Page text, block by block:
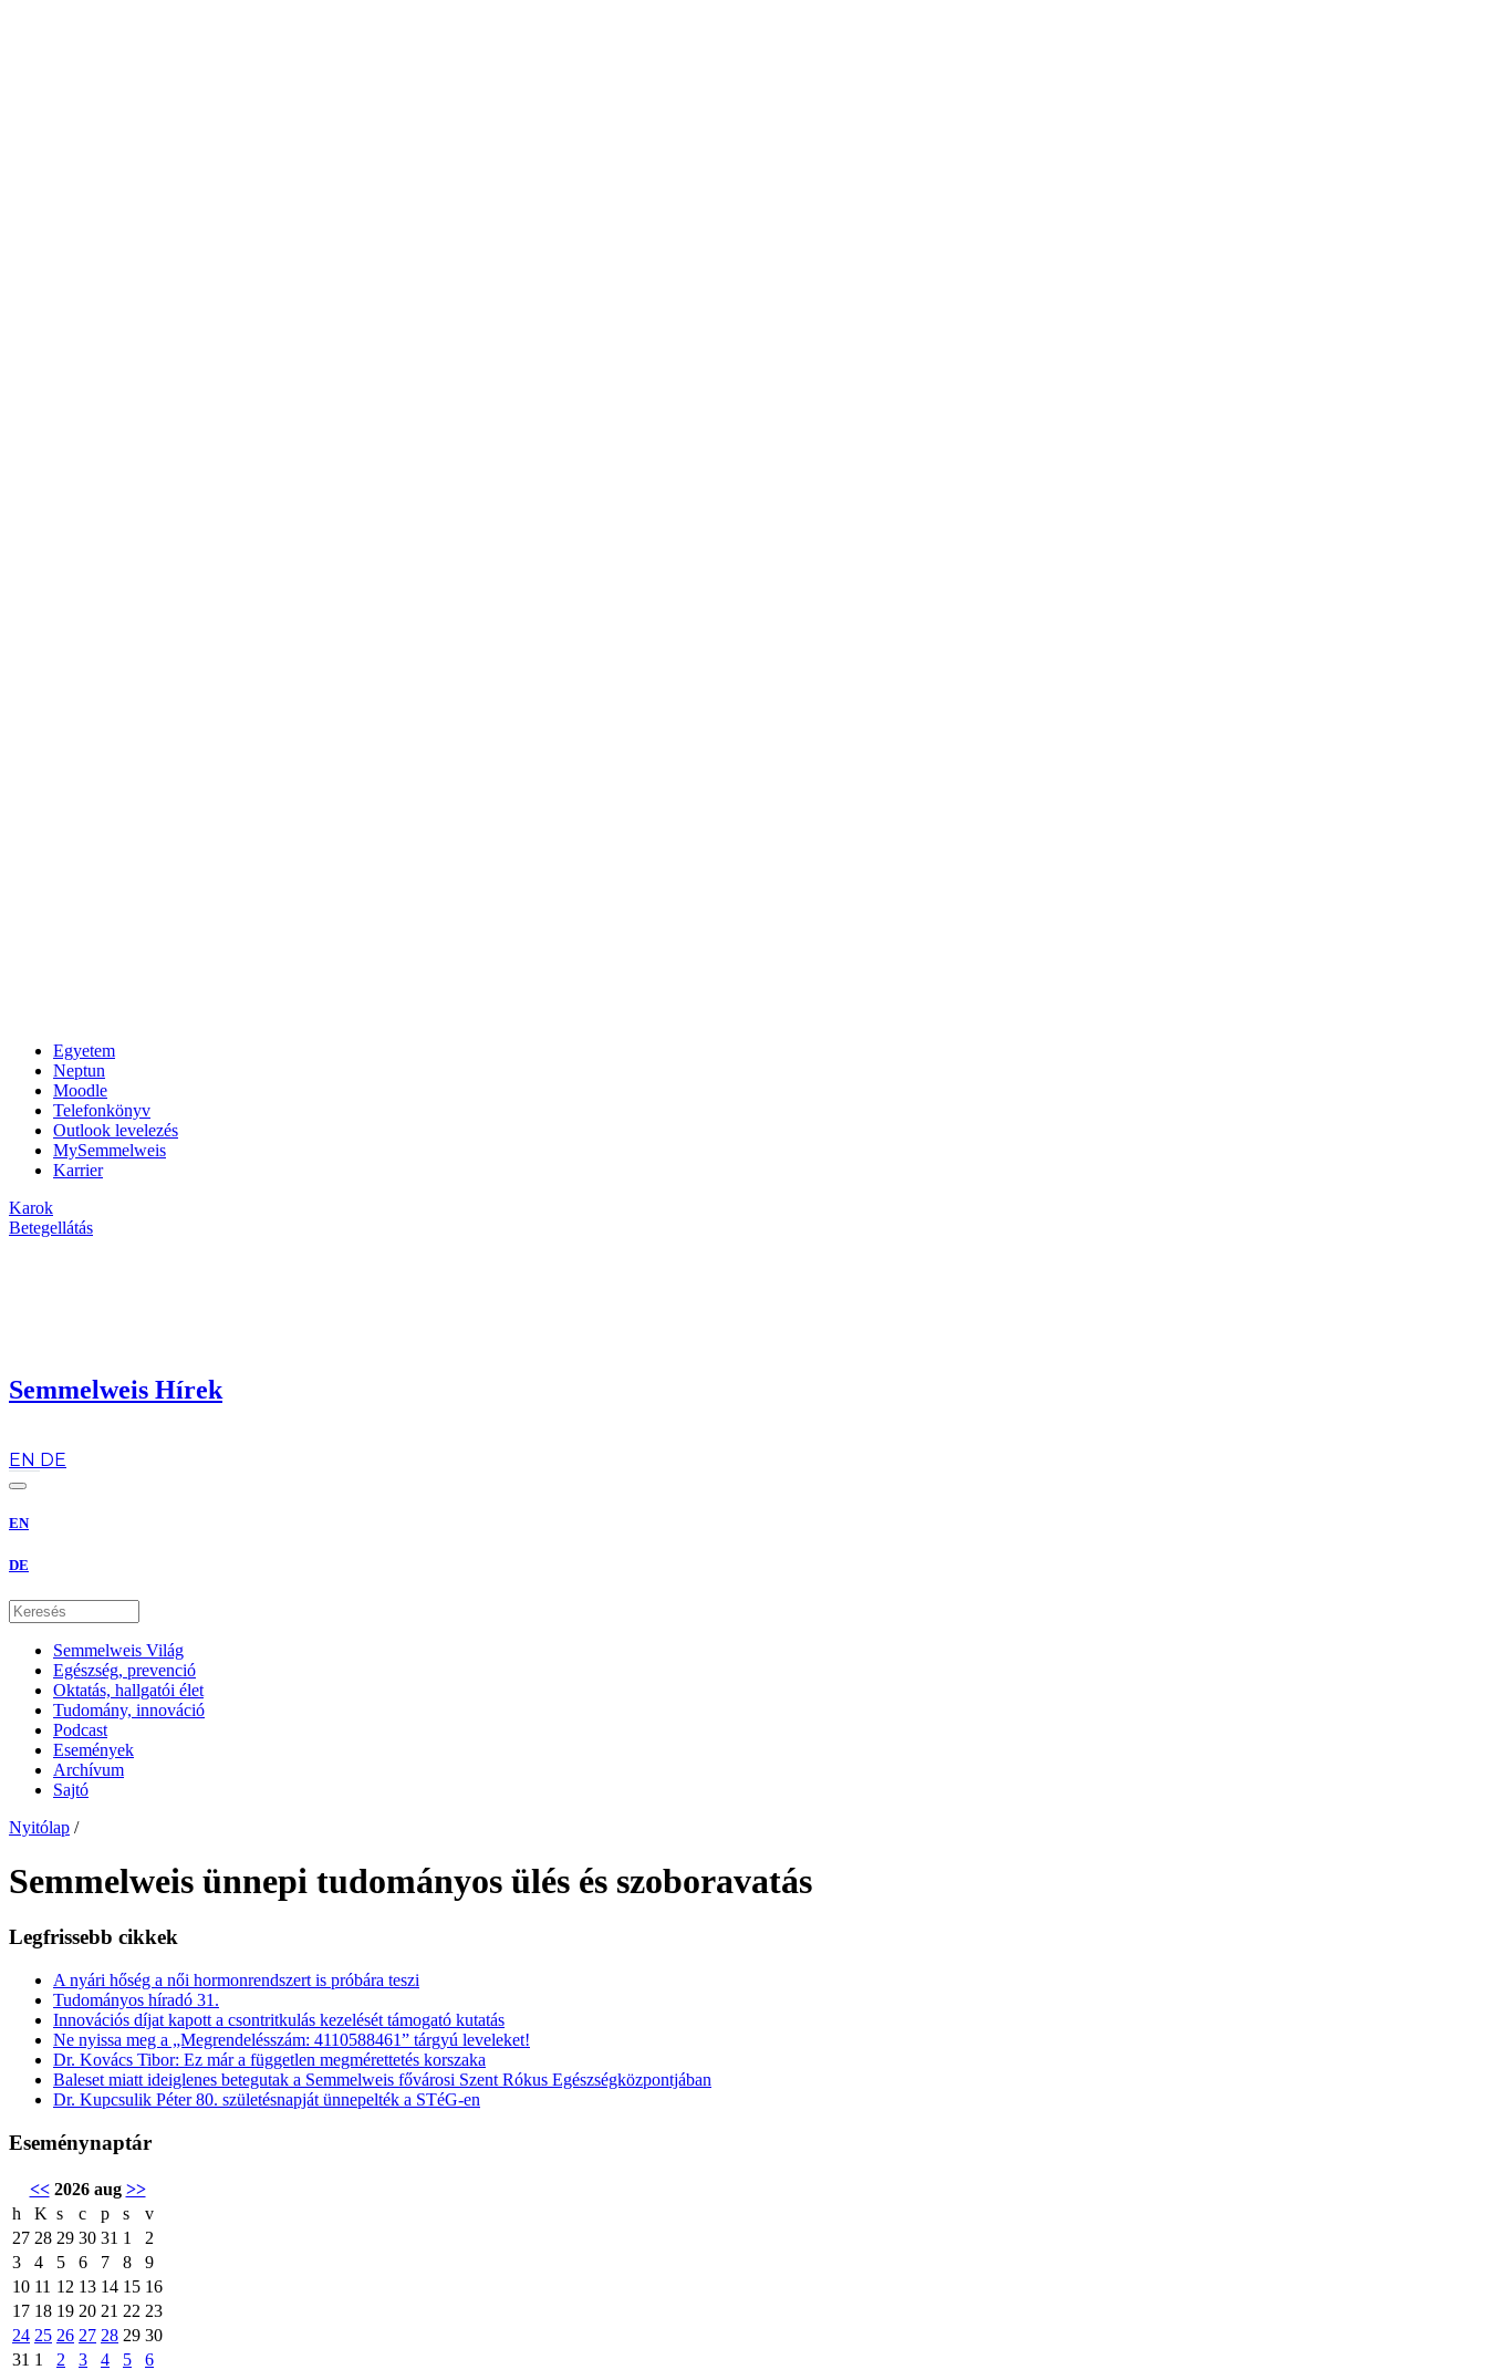
Egyetem
Neptun
Moodle
Telefonkönyv
Outlook levelezés
MySemmelweis
Karrier
Karok
Betegellátás
Semmelweis Hírek
EN DE
EN
DE
Semmelweis Világ
Egészség, prevenció
Oktatás, hallgatói élet
Tudomány, innováció
Podcast
Események
Archívum
Sajtó
Nyitólap /
Semmelweis ünnepi tudományos ülés és szoboravatás
Legfrissebb cikkek
A nyári hőség a női hormonrendszert is próbára teszi
Tudományos híradó 31.
Innovációs díjat kapott a csontritkulás kezelését támogató kutatás
Ne nyissa meg a „Megrendelésszám: 4110588461” tárgyú leveleket!
Dr. Kovács Tibor: Ez már a független megmérettetés korszaka
Baleset miatt ideiglenes betegutak a Semmelweis fővárosi Szent Rókus Egészségközpontjában
Dr. Kupcsulik Péter 80. születésnapját ünnepelték a STéG-en
Eseménynaptár
<<2026 aug >>
h
K s c p s
v
27 28 29 30 31 1
2
3
4 5 6 7 8
9
10 11 12 13 14 15 16
17 18 19 20 21 22 23
24 25 26 27 28 29 30
31 1 2 3 4 5 6